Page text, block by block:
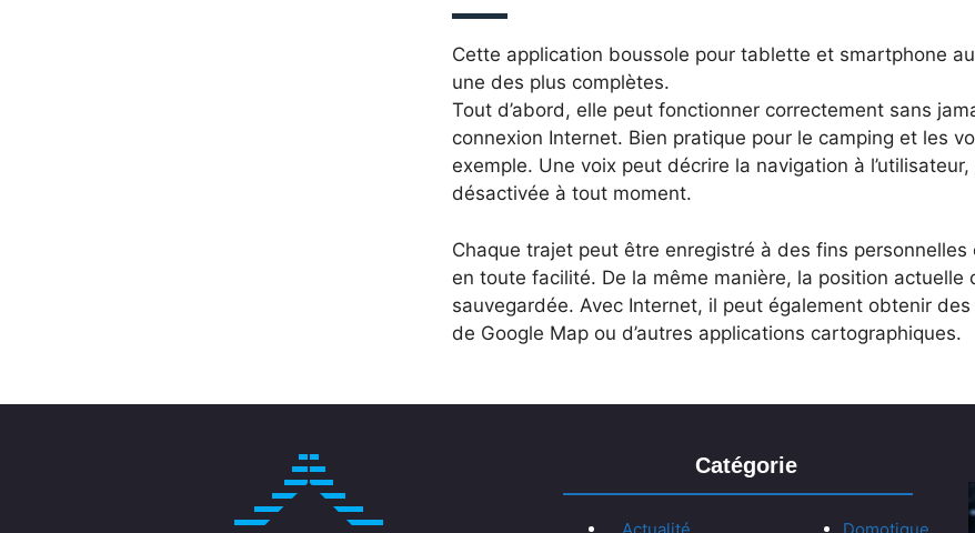
Cette application boussole pour tablette et smartphone
une des plus complètes.
Tout d’abord, elle peut fonctionner correctement sans
connexion Internet. Bien pratique pour le camping et les
exemple. Une voix peut décrire la navigation à
désactivée à tout moment.
Chaque trajet peut être enregistré à des fins personnelles
en toute facilité. De la même manière, la position actuelle
sauvegardée. Avec Internet, il peut également obtenir
de Google Map ou d’autres applications cartographiques.
Catégorie
Actualité Domotique